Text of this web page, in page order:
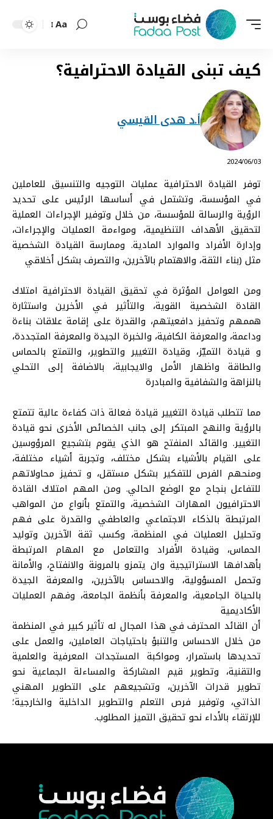
Font
Aa
كيف تبنى القيادة الاحترافية؟
⠀ 2024/06/03
أ.د هدى القيسي
توفر القيادة الاحترافية عمليات التوجيه والتنسيق للعاملين
في المؤسسة، وتشتمل في أساسها الرئيس على تحديد
الرؤية والرسالة للمؤسسة، من خلال وتوفير الإجراءات العملية
لتحقيق الأهداف التنظيمية، ومواءمة العمليات والإجراءات،
وإدارة الأفراد والموارد المادية. وممارسة القيادة الشخصية
مثل (بناء الثقة، والاهتمام بالآخرين، والتصرف بشكل أخلاقي
ومن العوامل المؤثرة في تحقيق القيادة الاحترافية امتلاك
القادة الشخصية القوية، والتأثير في الأخرين واستثارة
هممهم وتحفيز دافعيتهم، والقدرة على إقامة علاقات بناءة
وداعمة، والمعرفة الكافية، والخبرة الجيدة والمعرفة المتجددة،
و قيادة التميّز، وقيادة التغيير والتطوير، والتمتع بالحماس
والطاقة واظهار الأمل والايجابية، بالاضافة إلى التحلي
بالنزاهة والشفافية والمبادرة
مما تتطلب قيادة التغيير قيادة فعالة ذات كفاءة عالية تتمتع
بالرؤية والنهج المبتكر إلى جانب الخصائص الأخرى نحو قيادة
التغيير. والقائد المنفتح هو الذي يقوم بتشجيع المرؤوسين
على القيام بالأشياء بشكل مختلف، وتجربة أشياء مختلفة،
ومنحهم الفرص للتفكير بشكل مستقل، و تحفيز محاولاتهم
للتفاعل بنجاح مع الوضع الحالي. ومن المهم امتلاك القادة
الاحترافيون المهارات الشخصية، والتمتع بأنواع من المواهب
المرتبطة بالذكاء الاجتماعي والعاطفي والقدرة على فهم
وتحليل العمليات في المنظمة، وكسب ثقة الآخرين وتوليد
الحماس، وقيادة الأفراد والتعامل مع المهام المرتبطة
بأهدافها الاستراتيجية وان يتمزو بالمرونة والانفتاح، والأمانة
وتحمل المسؤولية، والاحساس بالآخرين، والمعرفة الجيدة
بالحياة الجامعية، والمعرفة بأنظمة الجامعة، وفهم العمليات
الأكاديمية
أن القائد المحترف في هذا المجال له تأثير كبير في المنظمة
من خلال الاحساس والتنبؤ باحتياجات العاملين، والعمل على
تحديدها باستمرار، ومواكبة المستجدات المعرفية والعلمية
والتقنية، وتطوير قيم المشاركة والمساءلة الجماعية نحو
تطوير قدرات الآخرين، وتشجيعهم على التطوير المهني
الذاتي، وتوفير فرص التعلم والتطوير الداخلية والخارجية؛
للإرتقاء بالأداء نحو تحقيق التميز المطلوب.